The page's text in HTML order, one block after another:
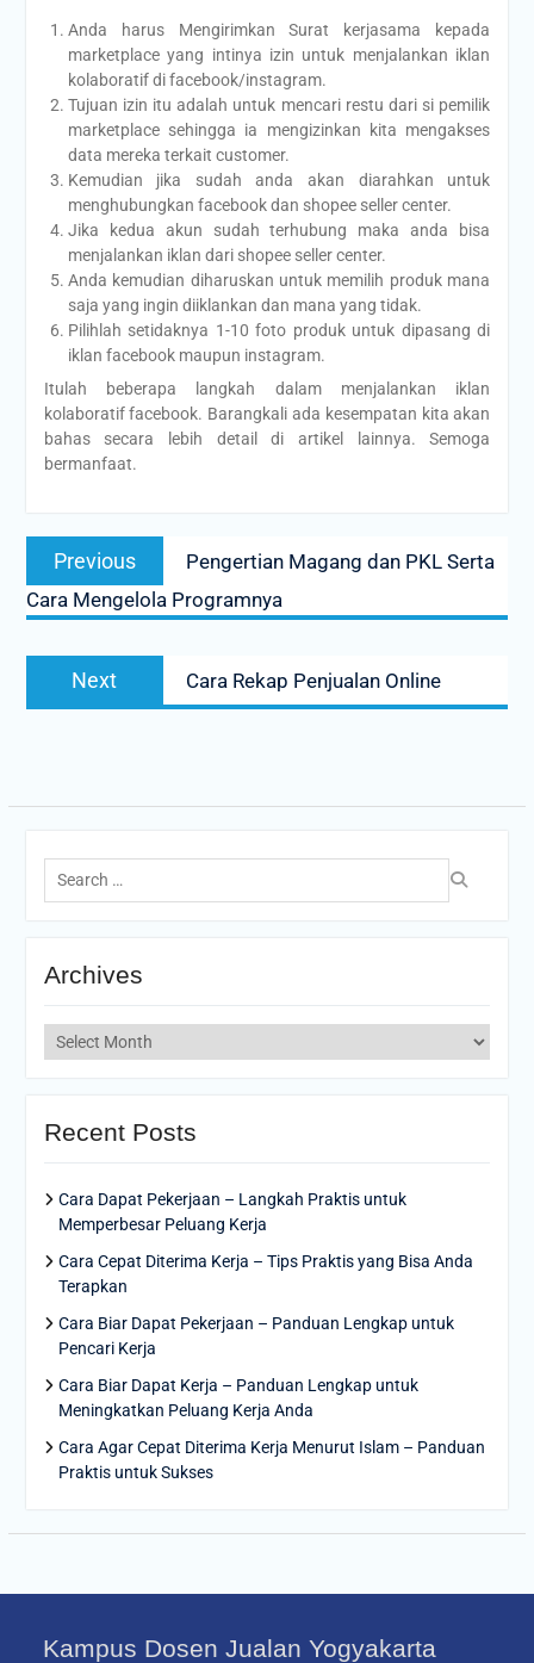
Anda harus Mengirimkan Surat kerjasama kepada
marketplace yang intinya izin untuk menjalankan iklan
kolaboratif di facebook/instagram.
Tujuan izin itu adalah untuk mencari restu dari si pemilik
marketplace sehingga ia mengizinkan kita mengakses
data mereka terkait customer.
Kemudian jika sudah anda akan diarahkan untuk
menghubungkan facebook dan shopee seller center.
Jika kedua akun sudah terhubung maka anda bisa
menjalankan iklan dari shopee seller center.
Anda kemudian diharuskan untuk memilih produk mana
saja yang ingin diiklankan dan mana yang tidak.
Pilihlah setidaknya 1-10 foto produk untuk dipasang di
iklan facebook maupun instagram.
Itulah beberapa langkah dalam menjalankan iklan
kolaboratif facebook. Barangkali ada kesempatan kita akan
bahas secara lebih detail di artikel lainnya. Semoga
bermanfaat.
Post
navigation
Previous
post:
Pengertian Magang dan PKL Serta
Cara Mengelola Programnya
Next
post:
Cara Rekap Penjualan Online
Search
for:
Archives
Archives
Recent Posts
Cara Dapat Pekerjaan – Langkah Praktis untuk
Memperbesar Peluang Kerja
Cara Cepat Diterima Kerja – Tips Praktis yang Bisa Anda
Terapkan
Cara Biar Dapat Pekerjaan – Panduan Lengkap untuk
Pencari Kerja
Cara Biar Dapat Kerja – Panduan Lengkap untuk
Meningkatkan Peluang Kerja Anda
Cara Agar Cepat Diterima Kerja Menurut Islam – Panduan
Praktis untuk Sukses
Kampus Dosen Jualan Yogyakarta